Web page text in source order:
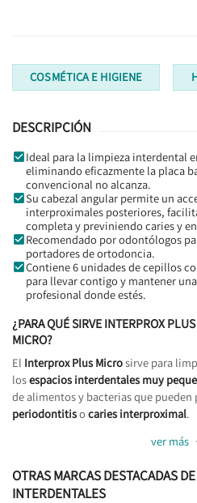
COSMÉTICA E HIGIENE
DESCRIPCIÓN
Ideal para la limpieza interdental
eliminando eficazmente la placa
convencional no alcanza.
Su cabezal angular permite un
interproximales posteriores,
completa y previniendo caries y
Recomendado por odontólogos
portadores de ortodoncia.
Contiene 6 unidades de cepillos
para llevar contigo y mantener
profesional donde estés.
¿PARA QUÉ SIRVE INTERPROX
MICRO?
El Interprox Plus Microsirve para
losespacios interdentales muy
de alimentos y bacterias que pueden
periodontitiso caries interproximal.
ver más
OTRAS MARCAS DESTACADAS
INTERDENTALES